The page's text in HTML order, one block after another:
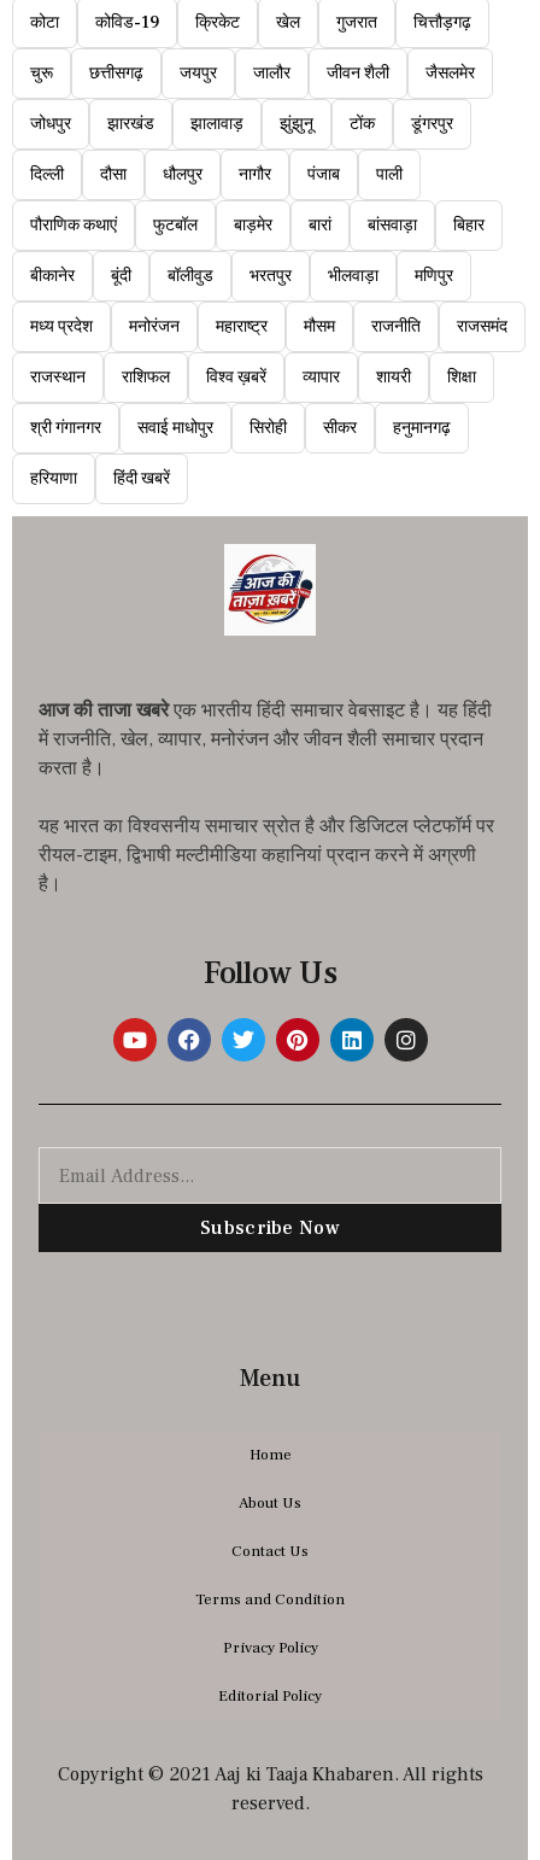
कोटा कोविड-19 क्रिकेट खेल गुजरात चित्तौड़गढ़
चुरू छत्तीसगढ़ जयपुर जालौर जीवन शैली जैसलमेर
जोधपुर झारखंड झालावाड़ झुंझुनू टोंक डूंगरपुर
दिल्ली दौसा धौलपुर नागौर पंजाब पाली
पौराणिक कथाएं फुटबॉल बाड़मेर बारां बांसवाड़ा बिहार
बीकानेर बूंदी बॉलीवुड भरतपुर भीलवाड़ा मणिपुर
मध्य प्रदेश मनोरंजन महाराष्ट्र मौसम राजनीति राजसमंद
राजस्थान राशिफल विश्व ख़बरें व्यापार शायरी शिक्षा
श्री गंगानगर सवाई माधोपुर सिरोही सीकर हनुमानगढ़
हरियाणा हिंदी खबरें
आज की ताजा खबरेएक भारतीय हिंदी समाचार वेबसाइट है। यह हिंदी
में राजनीति, खेल, व्यापार, मनोरंजन और जीवन शैली समाचार प्रदान
करता है।
यह भारत का विश्वसनीय समाचार स्रोत है और डिजिटल प्लेटफॉर्म पर
रीयल-टाइम, द्विभाषी मल्टीमीडिया कहानियां प्रदान करने में अग्रणी
है।
Follow Us
Subscribe Now
Menu
Home
About Us
Contact Us
Terms and Condition
Privacy Policy
Editorial Policy
Copyright © 2021 Aaj ki Taaja Khabaren. All rights
reserved.